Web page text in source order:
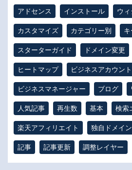
アドセンス インストール ウ
カスタマイズ カテゴリー別
スターターガイド ドメイン変更
ヒートマップ ビジネスアカウント
ビジネスマネージャー ブログ
人気記事 再生数 基本 検索
楽天アフィリエイト 独自ドメイン
記事 記事更新 調整レイヤー